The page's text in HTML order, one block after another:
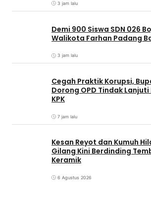
3 jam lalu
Demi 900 Siswa SDN 026
Walikota Farhan Padang
3 jam lalu
Cegah Praktik Korupsi,
Dorong OPD Tindak
KPK
7 jam lalu
Kesan Reyot dan Kumuh
Gilang Kini Berdinding
Keramik
6 Agustus 2026